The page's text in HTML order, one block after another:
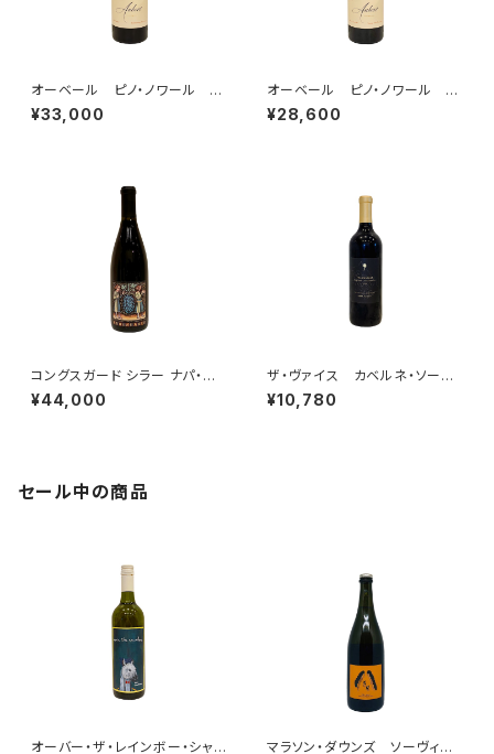
オーベール ピノ・ノワール U
VーSL・ヴィンヤード ソノマ・コ
ースト 2023
¥33,000
オーベール ピノ・ノワール U
V・ヴィンヤード ソノマ・コース
ト 2023
¥28,600
コングスガード シラー ナパ・ヴ
ァレー 2023
¥44,000
ザ・ヴァイス カベルネ・ソーヴ
ィニヨン オーク・ノール・ディス
トリクト Batch #205 “ザ・ホ
¥10,780
セール中の商品
オーバー・ザ・レインボー・シャル マラソン・ダウンズ ソーヴィニ